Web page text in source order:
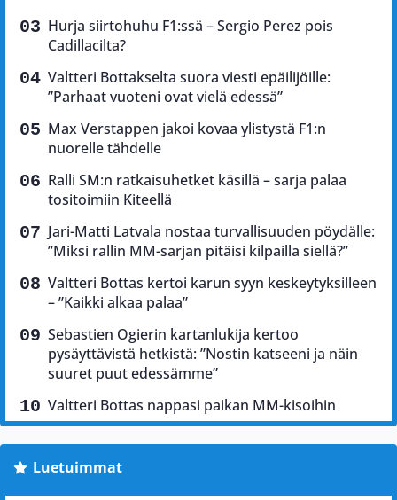
Hurja siirtohuhu F1:ssä – Sergio Perez pois
Cadillacilta?
Valtteri Bottakselta suora viesti epäilijöille:
”Parhaat vuoteni ovat vielä edessä”
Max Verstappen jakoi kovaa ylistystä F1:n
nuorelle tähdelle
Ralli SM:n ratkaisuhetket käsillä – sarja palaa
tositoimiin Kiteellä
Jari-Matti Latvala nostaa turvallisuuden pöydälle:
”Miksi rallin MM-sarjan pitäisi kilpailla siellä?”
Valtteri Bottas kertoi karun syyn keskeytyksilleen
– ”Kaikki alkaa palaa”
Sebastien Ogierin kartanlukija kertoo
pysäyttävistä hetkistä: ”Nostin katseeni ja näin
suuret puut edessämme”
Valtteri Bottas nappasi paikan MM-kisoihin
Luetuimmat